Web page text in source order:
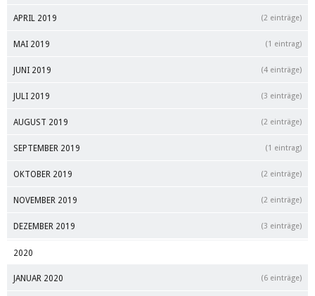
APRIL 2019 (2 einträge)
MAI 2019 (1 eintrag)
JUNI 2019 (4 einträge)
JULI 2019 (3 einträge)
AUGUST 2019 (2 einträge)
SEPTEMBER 2019 (1 eintrag)
OKTOBER 2019 (2 einträge)
NOVEMBER 2019 (2 einträge)
DEZEMBER 2019 (3 einträge)
2020
JANUAR 2020 (6 einträge)